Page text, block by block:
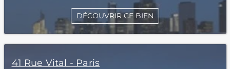
DÉCOUVRIR CE BIEN
41 Rue Vital - Paris